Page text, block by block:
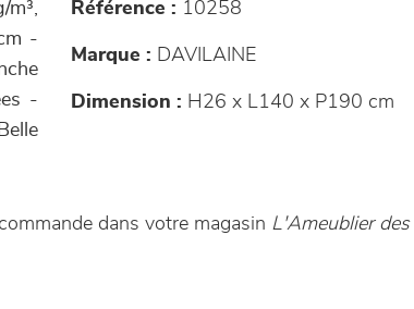
-
-
Référence : 10258
Marque : DAVILAINE
Dimension : H26 x L140 x P190 cm
dans votre magasin L'Ameublier